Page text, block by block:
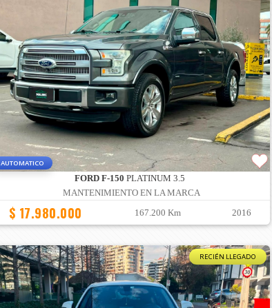
AUTOMATICO
FORD F-150 PLATINUM 3.5
MANTENIMIENTO EN LA MARCA
$ 17.980.000 167.200 Km 2016
RECIÉN LLEGADO